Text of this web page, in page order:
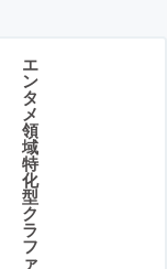
エ
ン
タ
メ
領
域
特
化
型
ク
ラ
フ
ァ